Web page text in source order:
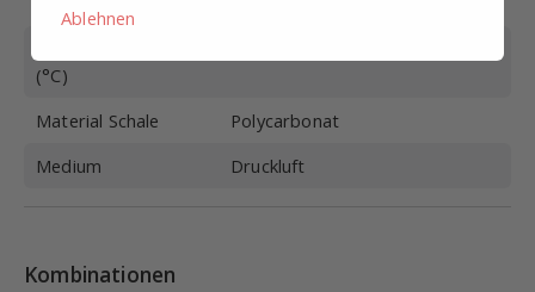
(°C)
Material Schale
Polycarbonat
Medium
Druckluft
Kombinationen
Ablehnen